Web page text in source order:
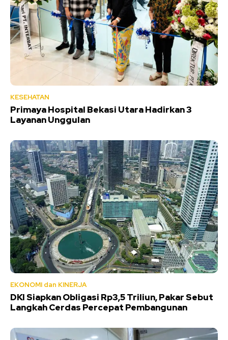
KESEHATAN
Primaya Hospital Bekasi Utara Hadirkan 3
Layanan Unggulan
EKONOMI dan KINERJA
DKI Siapkan Obligasi Rp3,5 Triliun, Pakar Sebut
Langkah Cerdas Percepat Pembangunan